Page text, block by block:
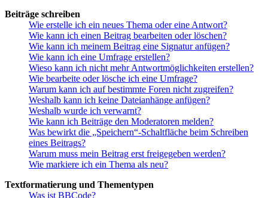
Beiträge schreiben
Wie erstelle ich ein neues Thema oder eine Antwort?
Wie kann ich einen Beitrag bearbeiten oder löschen?
Wie kann ich meinem Beitrag eine Signatur anfügen?
Wie kann ich eine Umfrage erstellen?
Wieso kann ich nicht mehr Antwortmöglichkeiten erstellen?
Wie bearbeite oder lösche ich eine Umfrage?
Warum kann ich auf bestimmte Foren nicht zugreifen?
Weshalb kann ich keine Dateianhänge anfügen?
Weshalb wurde ich verwarnt?
Wie kann ich Beiträge den Moderatoren melden?
Was bewirkt die „Speichern“-Schaltfläche beim Schreiben
eines Beitrags?
Warum muss mein Beitrag erst freigegeben werden?
Wie markiere ich ein Thema als neu?
Textformatierung und Thementypen
Was ist BBCode?